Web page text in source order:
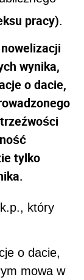
pracy).
wynika,
o dacie,
tylko
który
o dacie,
mowa w